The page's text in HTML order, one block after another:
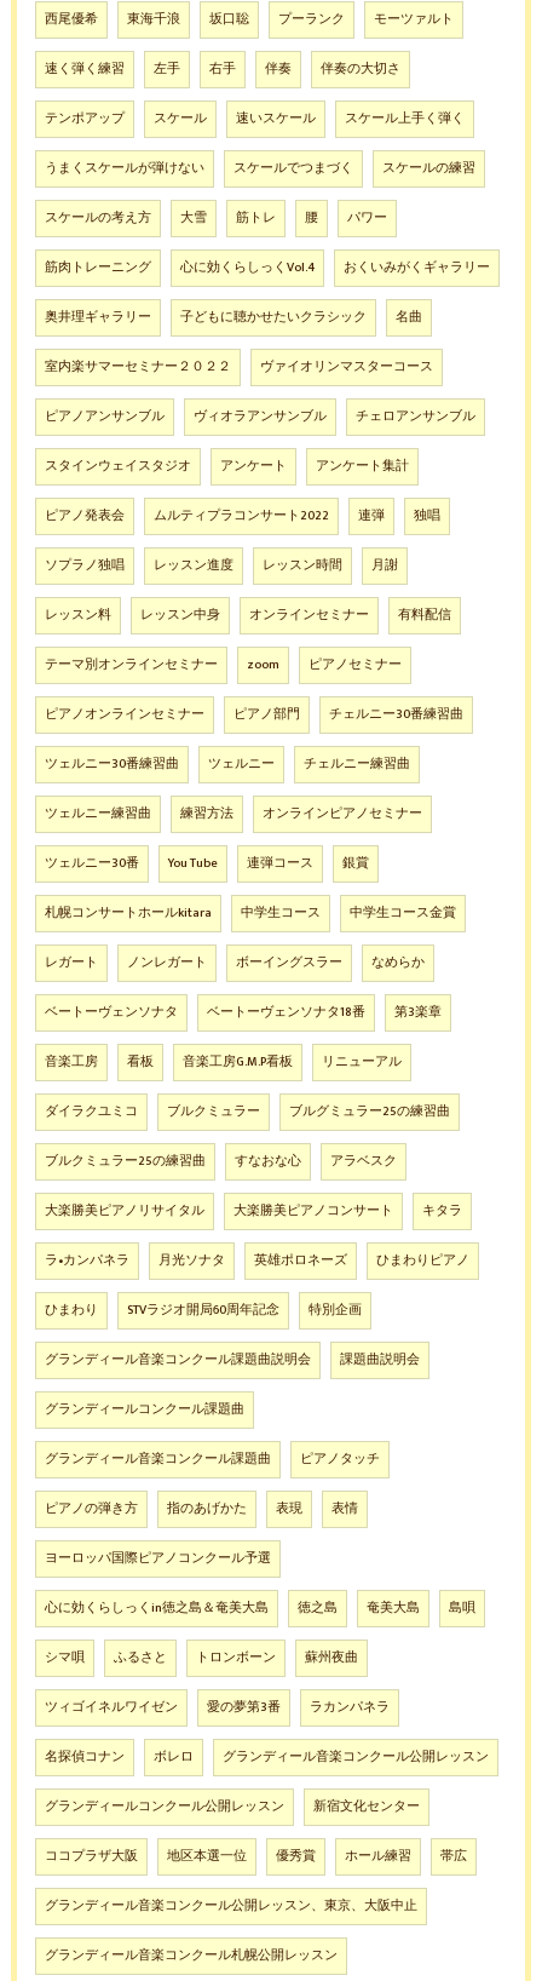
西尾優希 東海千浪 坂口聡 プーランク モーツァルト
速く弾く練習 左手 右手 伴奏 伴奏の大切さ
テンポアップ スケール 速いスケール スケール上手く弾く
うまくスケールが弾けない スケールでつまづく スケールの練習
スケールの考え方 大雪 筋トレ 腰 パワー
筋肉トレーニング 心に効くらしっくVol.4 おくいみがくギャラリー
奥井理ギャラリー 子どもに聴かせたいクラシック 名曲
室内楽サマーセミナー２０２２ ヴァイオリンマスターコース
ピアノアンサンブル ヴィオラアンサンブル チェロアンサンブル
スタインウェイスタジオ アンケート アンケート集計
ピアノ発表会 ムルティプラコンサート2022 連弾 独唱
ソプラノ独唱 レッスン進度 レッスン時間 月謝
レッスン料 レッスン中身 オンラインセミナー 有料配信
テーマ別オンラインセミナー zoom ピアノセミナー
ピアノオンラインセミナー ピアノ部門 チェルニー30番練習曲
ツェルニー30番練習曲 ツェルニー チェルニー練習曲
ツェルニー練習曲 練習方法 オンラインピアノセミナー
ツェルニー30番 You Tube 連弾コース 銀賞
札幌コンサートホールkitara 中学生コース 中学生コース金賞
レガート ノンレガート ボーイングスラー なめらか
ベートーヴェンソナタ ベートーヴェンソナタ18番 第3楽章
音楽工房 看板 音楽工房G.M.P看板 リニューアル
ダイラクユミコ ブルクミュラー ブルグミュラー25の練習曲
ブルクミュラー25の練習曲 すなおな心 アラベスク
大楽勝美ピアノリサイタル 大楽勝美ピアノコンサート キタラ
ラ•カンパネラ 月光ソナタ 英雄ポロネーズ ひまわりピアノ
ひまわり STVラジオ開局60周年記念 特別企画
グランディール音楽コンクール課題曲説明会 課題曲説明会
グランディールコンクール課題曲
グランディール音楽コンクール課題曲 ピアノタッチ
ピアノの弾き方 指のあげかた 表現 表情
ヨーロッパ国際ピアノコンクール予選
心に効くらしっくin徳之島＆奄美大島 徳之島 奄美大島 島唄
シマ唄 ふるさと トロンボーン 蘇州夜曲
ツィゴイネルワイゼン 愛の夢第3番 ラカンパネラ
名探偵コナン ボレロ グランディール音楽コンクール公開レッスン
グランディールコンクール公開レッスン 新宿文化センター
ココプラザ大阪 地区本選一位 優秀賞 ホール練習 帯広
グランディール音楽コンクール公開レッスン、東京、大阪中止
グランディール音楽コンクール札幌公開レッスン